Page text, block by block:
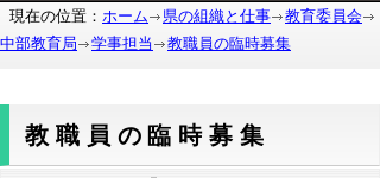
現在の位置： ホーム 県の組織と仕事
教育委員会
中部教育局
学事担当 教職員の臨時募集
教職員の臨時募集